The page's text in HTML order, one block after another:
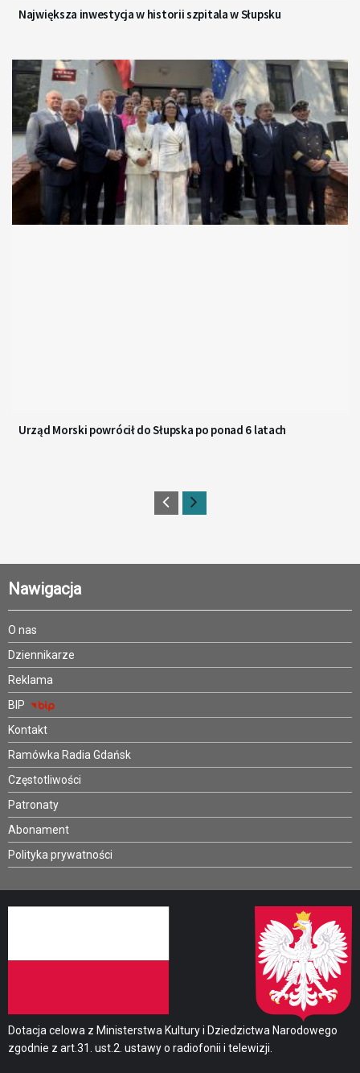
Największa inwestycja w historii szpitala w Słupsku
Urząd Morski powrócił do Słupska po ponad 6 latach
Nawigacja
O nas
Dziennikarze
Reklama
BIP
Kontakt
Ramówka Radia Gdańsk
Częstotliwości
Patronaty
Abonament
Polityka prywatności
Dotacja celowa z Ministerstwa Kultury i Dziedzictwa Narodowego
zgodnie z art.31. ust.2. ustawy o radiofonii i telewizji.